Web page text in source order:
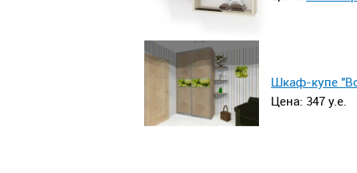
Шкаф-купе
Цена: 347 у.е.